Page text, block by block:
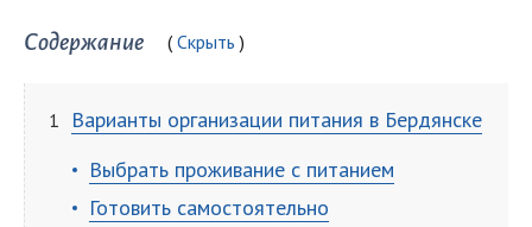
Содержание Скрыть
Варианты организации питания в Бердянске
Выбрать проживание с питанием
Готовить самостоятельно